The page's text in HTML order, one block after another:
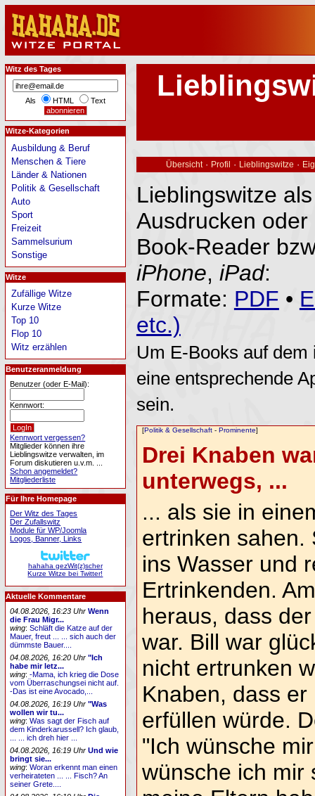
Übersicht · Profil · Lieblingswitze ·
Lieblingswitze
Ausdrucken
Book-Reader
iPhone, iPad:
Formate: PDF •
etc.)
Um E-Books auf
eine entsprechende
sein.
[Politik & Gesellschaft- Prominente]
Drei Knaben
unterwegs, ...
... als sie in
ertrinken sahen.
ins Wasser und
Ertrinkenden.
heraus, dass
war. Bill war
nicht ertrunken
Knaben, dass
erfüllen würde.
"Ich wünsche
wünsche ich mir
Witz des Tages
Als HTML Text
Witze-Kategorien
Ausbildung & Beruf
Menschen & Tiere
Länder & Nationen
Politik & Gesellschaft
Auto
Sport
Freizeit
Sammelsurium
Sonstige
Witze
Zufällige Witze
Kurze Witze
Top 10
Flop 10
Witz erzählen
Benutzeranmeldung
Benutzer (oder E-Mail):
Kennwort:
Kennwort vergessen?
Mitglieder können ihre
Lieblingswitze verwalten, im
Forum diskutieren u.v.m. ...
Schon angemeldet?
Mitgliederliste
Für Ihre Homepage
Der Witz des Tages
Der Zufallswitz
Module für WP/Joomla
Logos, Banner, Links
hahaha gezWit(z)scher
Kurze Witze bei Twitter!
Aktuelle Kommentare
04.08.2026, 16:23 Uhr Wenn
die Frau Migr...
wing:Schläft die Katze auf der
Mauer, freut ... ... sich auch der
dümmste Bauer....
04.08.2026, 16:20 Uhr "Ich
habe mir letz...
wing:-Mama, ich krieg die Dose
vom Überraschungsei nicht auf.
-Das ist eine Avocado,...
04.08.2026, 16:19 Uhr "Was
wollen wir tu...
wing:Was sagt der Fisch auf
dem Kinderkarussell? Ich glaub,
... ... ich dreh hier ...
04.08.2026, 16:19 Uhr Und wie
bringt sie...
wing:Woran erkennt man einen
verheirateten ... ... Fisch? An
seiner Grete....